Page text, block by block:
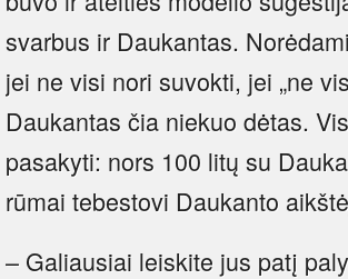
svarbus ir Daukantas.
jei ne visi nori suvokti, jei „ne
Daukantas čia niekuo dėtas.
pasakyti: nors 100 litų su
rūmai tebestovi Daukanto
– Galiausiai leiskite jus patį